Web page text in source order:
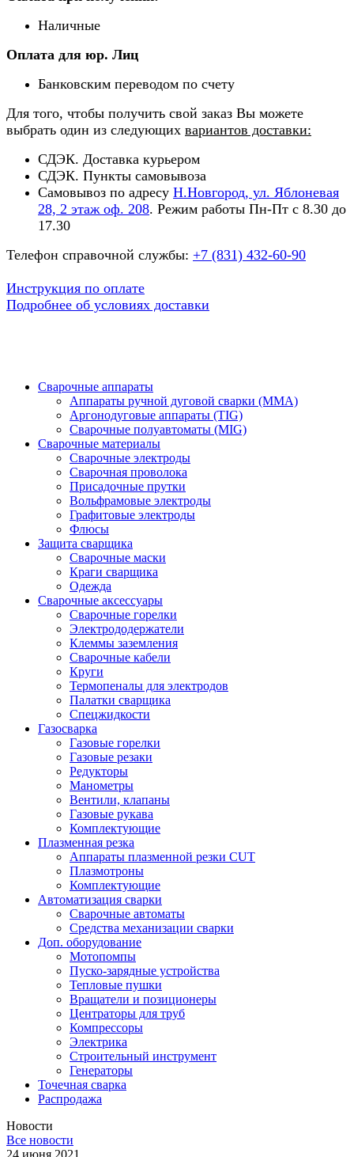
Наличные
Оплата для юр. Лиц
Банковским переводом по счету
Для того, чтобы получить свой заказ Вы можете
выбрать один из следующих вариантов доставки:
СДЭК. Доставка курьером
СДЭК. Пункты самовывоза
Самовывоз по адресу Н.Новгород, ул. Яблоневая
28, 2 этаж оф. 208. Режим работы Пн-Пт с 8.30 до
17.30
Телефон справочной службы: +7 (831) 432-60-90
Инструкция по оплате
Подробнее об условиях доставки
Сварочные аппараты
Аппараты ручной дуговой сварки (MMA)
Аргонодуговые аппараты (TIG)
Сварочные полуавтоматы (MIG)
Сварочные материалы
Сварочные электроды
Сварочная проволока
Присадочные прутки
Вольфрамовые электроды
Графитовые электроды
Флюсы
Защита сварщика
Сварочные маски
Краги сварщика
Одежда
Сварочные аксессуары
Сварочные горелки
Электрододержатели
Клеммы заземления
Сварочные кабели
Круги
Термопеналы для электродов
Палатки сварщика
Спецжидкости
Газосварка
Газовые горелки
Газовые резаки
Редукторы
Манометры
Вентили, клапаны
Газовые рукава
Комплектующие
Плазменная резка
Аппараты плазменной резки CUT
Плазмотроны
Комплектующие
Автоматизация сварки
Сварочные автоматы
Средства механизации сварки
Доп. оборудование
Мотопомпы
Пуско-зарядные устройства
Тепловые пушки
Вращатели и позиционеры
Центраторы для труб
Компрессоры
Электрика
Строительный инструмент
Генераторы
Точечная сварка
Распродажа
Новости
Все новости